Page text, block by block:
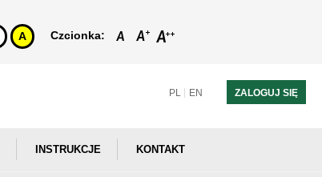
Czcionka:
A
PL EN ZALOGUJ SIĘ
INSTRUKCJE KONTAKT